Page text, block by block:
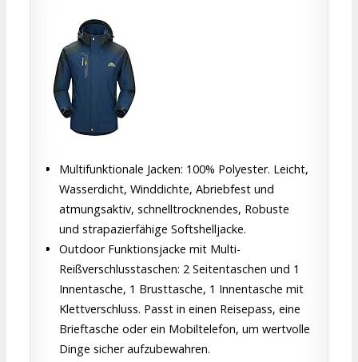
Multifunktionale Jacken: 100% Polyester. Leicht,
Wasserdicht, Winddichte, Abriebfest und
atmungsaktiv, schnelltrocknendes, Robuste
und strapazierfähige Softshelljacke.
Outdoor Funktionsjacke mit Multi-
Reißverschlusstaschen: 2 Seitentaschen und 1
Innentasche, 1 Brusttasche, 1 Innentasche mit
Klettverschluss. Passt in einen Reisepass, eine
Brieftasche oder ein Mobiltelefon, um wertvolle
Dinge sicher aufzubewahren.